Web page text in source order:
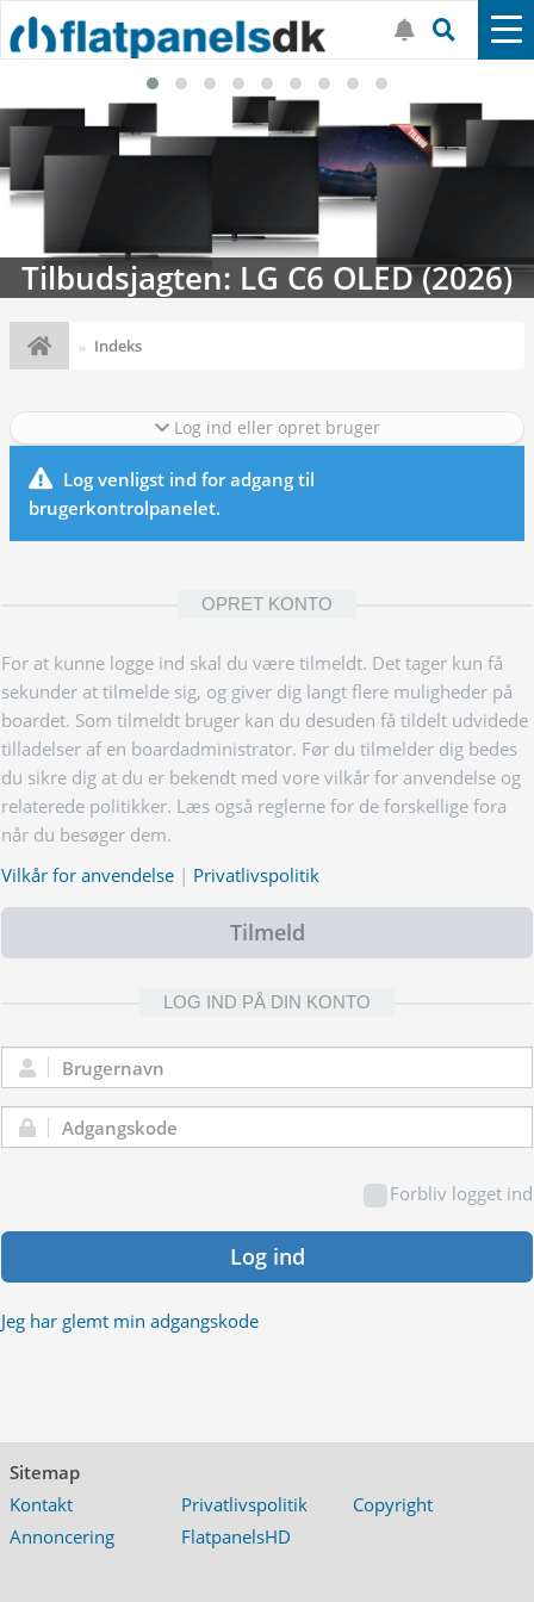
Tilbudsjagten: LG C6 OLED (2026)
Indeks
Log ind eller opret bruger
Log venligst ind for adgang til
brugerkontrolpanelet.
OPRET KONTO
For at kunne logge ind skal du være tilmeldt. Det tager kun få
sekunder at tilmelde sig, og giver dig langt flere muligheder på
boardet. Som tilmeldt bruger kan du desuden få tildelt udvidede
tilladelser af en boardadministrator. Før du tilmelder dig bedes
du sikre dig at du er bekendt med vore vilkår for anvendelse og
relaterede politikker. Læs også reglerne for de forskellige fora
når du besøger dem.
Vilkår for anvendelse | Privatlivspolitik
Tilmeld
LOG IND PÅ DIN KONTO
Brugernavn:
Adgangskode:
Forbliv logget ind
Log ind
Jeg har glemt min adgangskode
Sitemap
Kontakt
Privatlivspolitik
Copyright
Annoncering
FlatpanelsHD